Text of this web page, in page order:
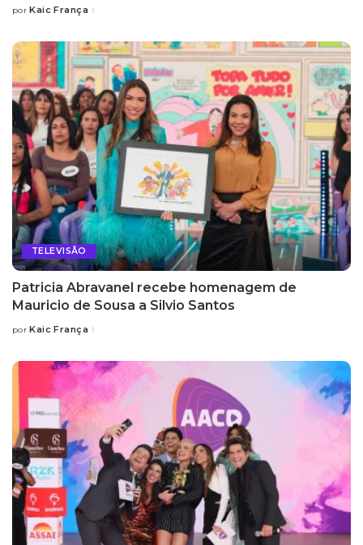
Posted
por Kaic França
TELEVISÃO
Patricia Abravanel recebe homenagem de
Mauricio de Sousa a Silvio Santos
Posted
por Kaic França